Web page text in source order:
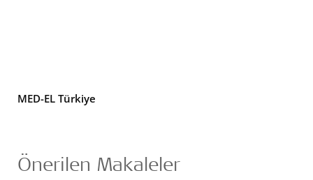
MED-EL Türkiye
Önerilen Makaleler